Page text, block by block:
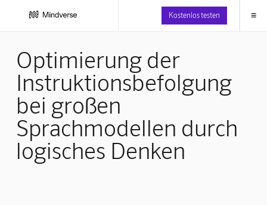
Kostenlos testen ≡
Optimierung der
Instruktionsbefolgung
bei großen
Sprachmodellen durch
logisches Denken